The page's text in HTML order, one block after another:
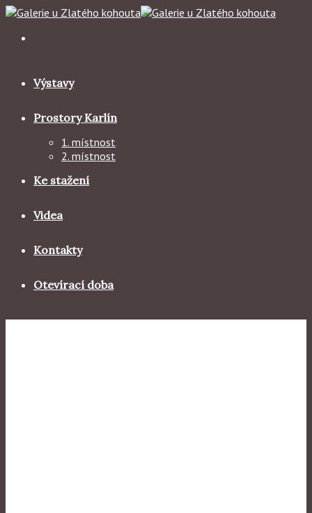
Skip
content
Výstavy
Prostory Karlín
1. místnost
2. místnost
Ke stažení
Videa
Kontakty
Otevírací doba